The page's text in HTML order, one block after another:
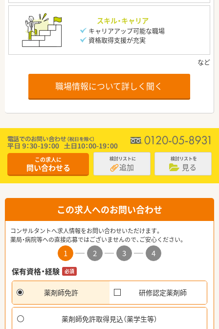
スキル・キャリア
キャリアアップ可能な職場
資格取得支援が充実
職場情報について詳しく聞く
この求人に
問い合わせる
検討リストに
追加
検討リストを
見る
この求人へのお問い合わせ
コンサルタントへ求人情報をお問い合わせいただけます。
薬局・病院等への直接応募ではございませんので、ご安心ください。
1 2 3
4
保有資格・経験
必須
薬剤師免許 研修認定薬剤師
薬剤師免許取得見込（薬学生等）